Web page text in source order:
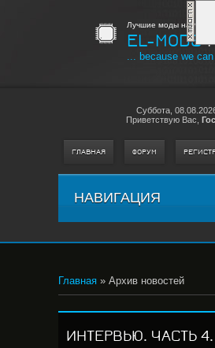
Лучшие моды на
EL-MODS
... because we can
Суббота,
Приветствую Вас
ГЛАВНАЯ ФОРУМ
НАВИГАЦИЯ
Главная » Архив новостей
ИНТЕРВЬЮ. ЧАСТЬ 4.